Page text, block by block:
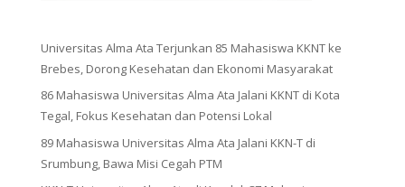
Universitas Alma Ata Terjunkan 85 Mahasiswa KKNT ke
Brebes, Dorong Kesehatan dan Ekonomi Masyarakat
86 Mahasiswa Universitas Alma Ata Jalani KKNT di Kota
Tegal, Fokus Kesehatan dan Potensi Lokal
89 Mahasiswa Universitas Alma Ata Jalani KKN-T di
Srumbung, Bawa Misi Cegah PTM